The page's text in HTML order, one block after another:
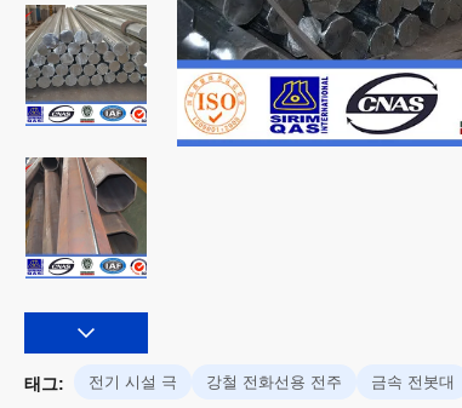
태그: 전기 시설 극 강철 전화선용 전주 금속 전봇대